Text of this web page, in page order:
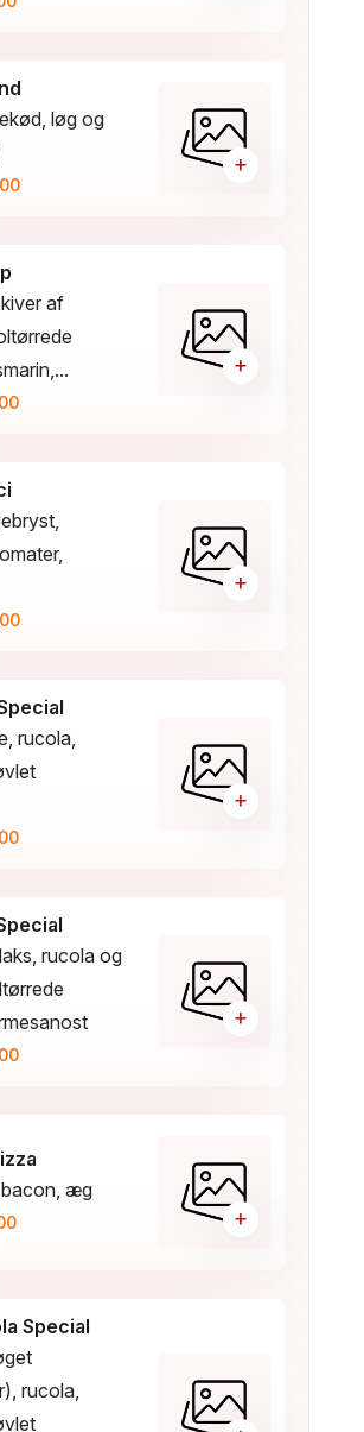
løg og
+
af
+
+
rucola,
+
rucola og
+
bacon, æg
+
Special
rucola,